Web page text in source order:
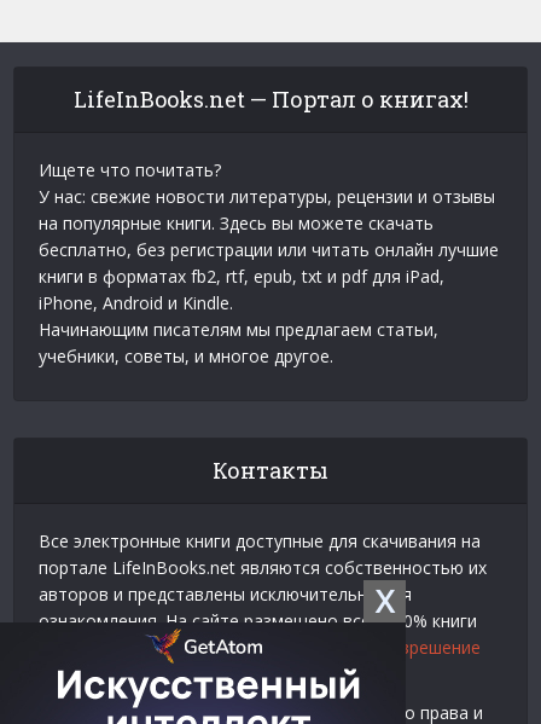
X
LifeInBooks.net — Портал о книгах!
Ищете что почитать?
У нас: свежие новости литературы, рецензии и отзывы
на популярные книги. Здесь вы можете скачать
бесплатно, без регистрации или читать онлайн лучшие
книги в форматах fb2, rtf, epub, txt и pdf для iPad,
iPhone, Android и Kindle.
Начинающим писателям мы предлагаем статьи,
учебники, советы, и многое другое.
Контакты
Все электронные книги доступные для скачивания на
портале LifeInBooks.net являются собственностью их
авторов и представлены исключительно для
ознакомления. На сайте размещено всего 20% книги
взятой у нашего партнера Официальное разрешение
на использование материалов Litres.
Контакты для связи по вопросам авторского права и